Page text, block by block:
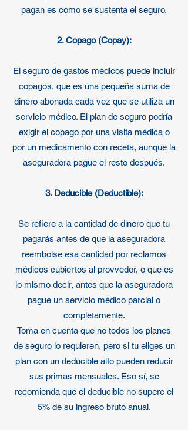
pagan es como se sustenta el seguro.
2. Copago (Copay):
El seguro de gastos médicos puede incluir
copagos, que es una pequeña suma de
dinero abonada cada vez que se utiliza un
servicio médico. El plan de seguro podría
exigir el copago por una visita médica o
por un medicamento con receta, aunque la
aseguradora pague el resto después.
3. Deducible (Deductible):
Se refiere a la cantidad de dinero que tu
pagarás antes de que la aseguradora
reembolse esa cantidad por reclamos
médicos cubiertos al provvedor, o que es
lo mismo decir, antes que la aseguradora
pague un servicio médico parcial o
completamente.
Toma en cuenta que no todos los planes
de seguro lo requieren, pero si tu eliges un
plan con un deducible alto pueden reducir
sus primas mensuales. Eso sí, se
recomienda que el deducible no supere el
5% de su ingreso bruto anual.